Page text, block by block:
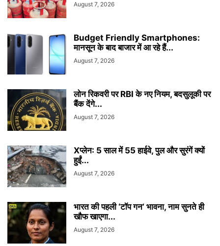
August 7, 2026
Budget Friendly Smartphones:
मानसून के बाद बाजार में आ रहे हैं...
August 7, 2026
लोन रिकवरी पर RBI के नए नियम, बदसुलूकी पर
बैंक देंगे...
August 7, 2026
Xप्लेन: 5 साल में 55 हाईवे, पुल और सुरंगें क्यों
हुईं...
August 7, 2026
भारत की पहली ‘टॉप गन’ भावना, नाम सुनते ही
खौफ खाएगा...
August 7, 2026